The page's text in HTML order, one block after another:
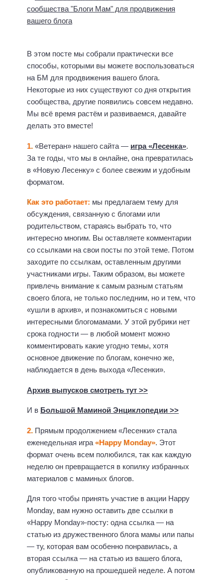
В этом посте мы собрали практически все
способы, которыми вы можете воспользоваться
на БМ для продвижения вашего блога.
Некоторые из них существуют со дня открытия
сообщества, другие появились совсем недавно.
Мы всё время растём и развиваемся, давайте
делать это вместе!
1. «Ветеран» нашего сайта — игра «Лесенка».
За те годы, что мы в онлайне, она превратилась
в «Новую Лесенку» с более свежим и удобным
форматом.
Как это работает: мы предлагаем тему для
обсуждения, связанную с блогами или
родительством, стараясь выбрать то, что
интересно многим. Вы оставляете комментарии
со ссылками на свои посты по этой теме. Потом
заходите по ссылкам, оставленным другими
участниками игры. Таким образом, вы можете
привлечь внимание к самым разным статьям
своего блога, не только последним, но и тем, что
«ушли в архив», и познакомиться с новыми
интересными блогомамами. У этой рубрики нет
срока годности — в любой момент можно
комментировать какие угодно темы, хотя
основное движение по блогам, конечно же,
наблюдается в день выхода «Лесенки».
Архив выпусков смотреть тут >>
И в Большой Маминой Энциклопедии >>
2. Прямым продолжением «Лесенки» стала
еженедельная игра «Happy Monday». Этот
формат очень всем полюбился, так как каждую
неделю он превращается в копилку избранных
материалов с маминых блогов.
Для того чтобы принять участие в акции Happy
Monday, вам нужно оставить две ссылки в
«Happy Monday»-посту: одна ссылка — на
статью из дружественного блога мамы или папы
— ту, которая вам особенно понравилась, а
вторая ссылка — на статью из вашего блога,
опубликованную на прошедшей неделе. А потом